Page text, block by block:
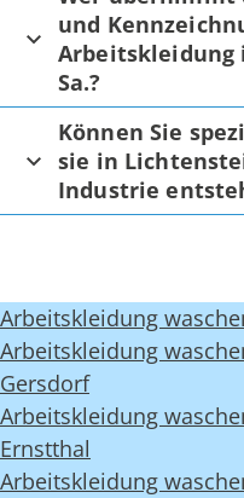
und
Arbeitskleidung
Sa.?
Können Sie
sie in
Industrie
Arbeitskleidung
Arbeitskleidung
Gersdorf
Arbeitskleidung
Ernstthal
Arbeitskleidung